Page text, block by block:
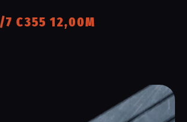
С355 12,00М